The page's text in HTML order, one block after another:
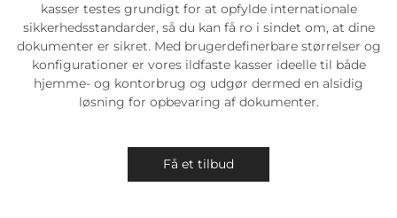
kasser testes grundigt for at opfylde internationale
sikkerhedsstandarder, så du kan få ro i sindet om, at dine
dokumenter er sikret. Med brugerdefinerbare størrelser og
konfigurationer er vores ildfaste kasser ideelle til både
hjemme- og kontorbrug og udgør dermed en alsidig
løsning for opbevaring af dokumenter.
Få et tilbud